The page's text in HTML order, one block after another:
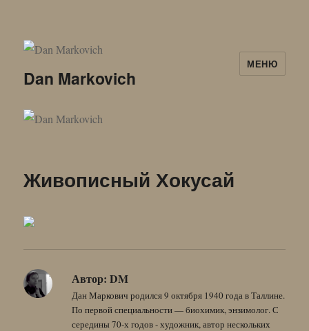
Dan Markovich
МЕНЮ
Живописный Хокусай
Автор: DM
Дан Маркович родился 9 октября 1940 года в Таллине.
По первой специальности — биохимик, энзимолог. С
середины 70-х годов - художник, автор нескольких